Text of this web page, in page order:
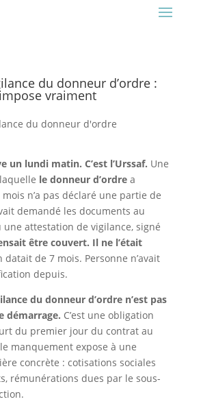
du donneur d’ordre :
vraiment
un lundi matin. C’est l’Urssaf. Une
le donneur d’ordrea
n’a pas déclaré une partie de
demandé les documents au
une attestation de vigilance, signé
être couvert. Il ne l’était
datait de 7 mois. Personne n’avait
depuis.
du donneur d’ordre n’est pas
démarrage. C’est une obligation
du premier jour du contrat au
manquement expose à une
concrète : cotisations sociales
rémunérations dues par le sous-